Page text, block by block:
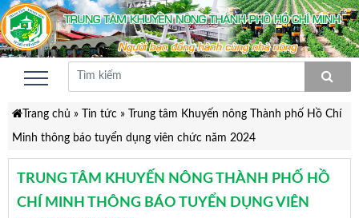
Trang chủ » Tin tức»
Trung tâm Khuyến nông Thành phố Hồ Chí
Minh thông báo tuyển dụng viên chức năm 2024
TRUNG TÂM KHUYẾN NÔNG THÀNH PHỐ HỒ
CHÍ MINH THÔNG BÁO TUYỂN DỤNG VIÊN